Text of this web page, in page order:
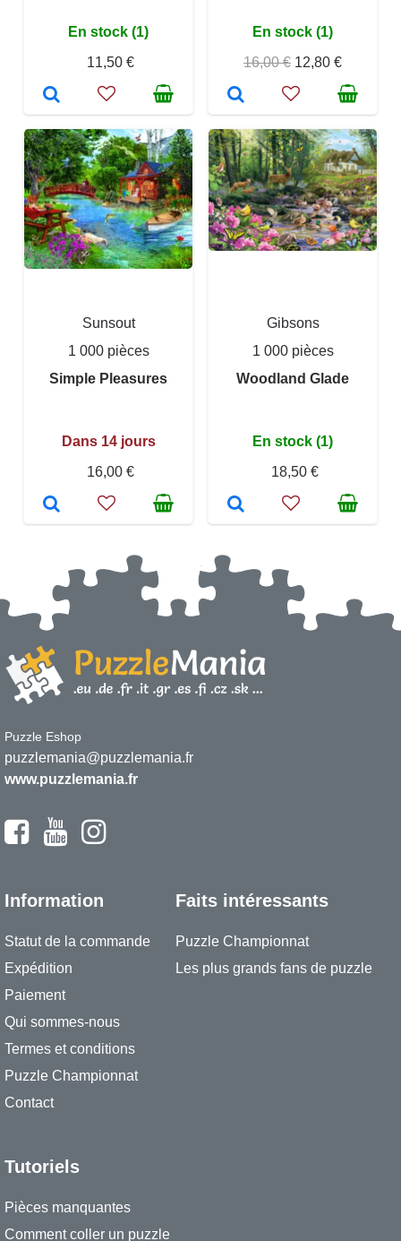
En stock (1)
11,50 €
En stock (1)
16,00 € 12,80 €
Sunsout
1 000 pièces
Simple Pleasures
Dans 14 jours
16,00 €
Gibsons
1 000 pièces
Woodland Glade
En stock (1)
18,50 €
Puzzle Eshop
puzzlemania@puzzlemania.fr
www.puzzlemania.fr
Information
Statut de la commande
Expédition
Paiement
Qui sommes-nous
Termes et conditions
Puzzle Championnat
Contact
Faits intéressants
Puzzle Championnat
Les plus grands fans de puzzle
Tutoriels
Pièces manquantes
Comment coller un puzzle